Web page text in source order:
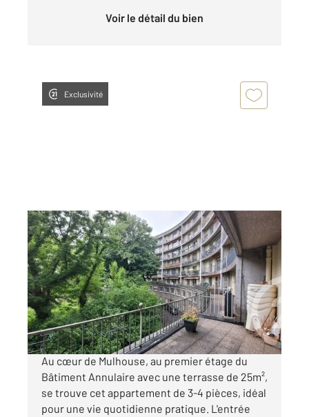
Voir le détail du bien
Exclusivité
MULHOUSE 68
92,76 m2, 4 pièces
Ref : 2359
Appartement F3 Bis à vendre
180 000 €
Visiter le site dédié
Au cœur de Mulhouse, au premier étage du
Bâtiment Annulaire avec une terrasse de 25m²,
se trouve cet appartement de 3-4 pièces, idéal
pour une vie quotidienne pratique. L'entrée